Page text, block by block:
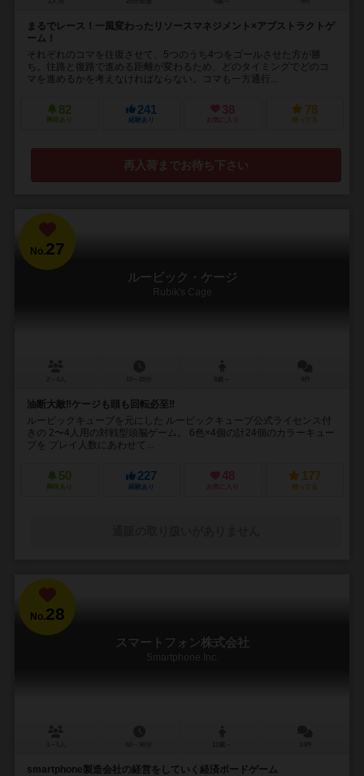
まるでレース！一風変わったリソースマネジメント×アブストラクトゲ
ーム！
それぞれのコマを往復させて、5つのうち4つをゴールさせた方が勝
ち。往路と復路で進める距離が変わるため、どのタイミングでどのコ
マを進めるかを考えなければならない。コマも一方通行...
82
興味あり
241
経験あり
38
お気に入り
78
持ってる
再入荷までお待ち下さい
No.27
ルービック・ケージ
Rubik's Cage
油断大敵‼︎ケージも頭も回転必至‼︎
ルービックキューブを元にした ルービックキューブ公式ライセンス付
きの 2〜4人用の対戦型頭脳ゲーム。 6色×4個の計24個のカラーキュー
ブを プレイ人数にあわせて...
50
興味あり
227
経験あり
48
お気に入り
177
持ってる
No.28
スマートフォン株式会社
Smartphone Inc.
smartphone製造会社の経営をしていく経済ボードゲーム